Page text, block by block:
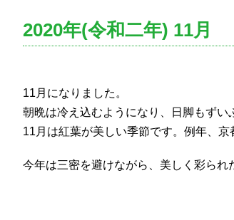
2020年(令和二年) 11月
11月になりました。
朝晩は冷え込むようになり、日脚もずい
11月は紅葉が美しい季節です。例年、
今年は三密を避けながら、美しく彩られ